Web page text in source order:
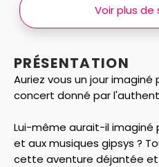
PRÉSENTATION
Auriez vous un jour imaginé
concert donné par
Lui-même aurait-il
et aux musiques gipsys ?
cette aventure déjantée
Voir plus